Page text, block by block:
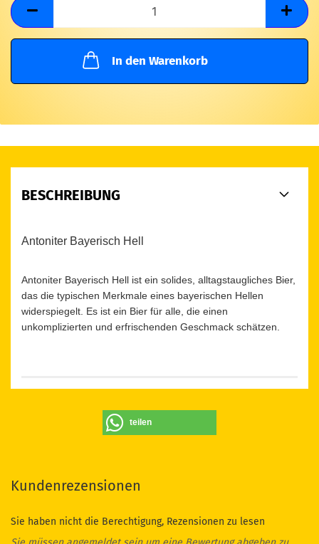
In den Warenkorb
BESCHREIBUNG
Antoniter Bayerisch Hell
Antoniter Bayerisch Hell ist ein solides, alltagstaugliches Bier,
das die typischen Merkmale eines bayerischen Hellen
widerspiegelt. Es ist ein Bier für alle, die einen
unkomplizierten und erfrischenden Geschmack schätzen.
teilen
Kundenrezensionen
Sie haben nicht die Berechtigung, Rezensionen zu lesen